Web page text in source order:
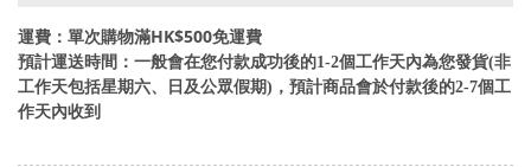
運費：單次購物滿HK$500免運費
預計運送時間：一般會在您付款成功後的1-2個工作天內為您發貨(非
工作天包括星期六、日及公眾假期)，預計商品會於付款後的2-7個工
作天內收到